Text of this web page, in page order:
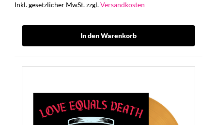
Inkl. gesetzlicher MwSt. zzgl.Versandkosten
In den Warenkorb